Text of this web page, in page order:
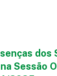
dos
Sessão